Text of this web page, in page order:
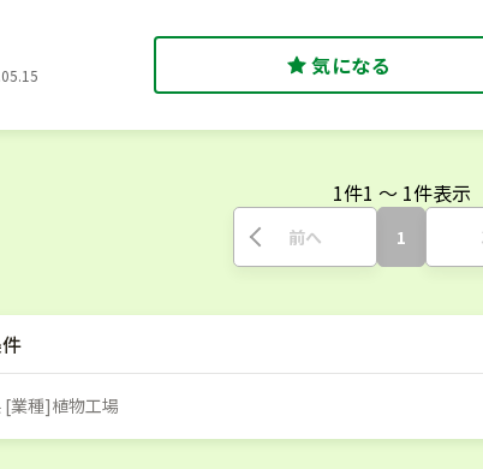
気になる
1件1 〜 1件表示
前へ 1
業種]植物工場